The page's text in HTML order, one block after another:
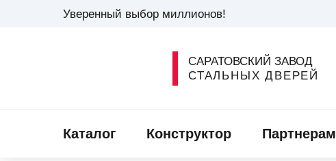
Уверенный выбор миллионов!
САРАТОВСКИЙ ЗАВОД
СТАЛЬНЫХ ДВЕРЕЙ
Каталог Конструктор Партнерам